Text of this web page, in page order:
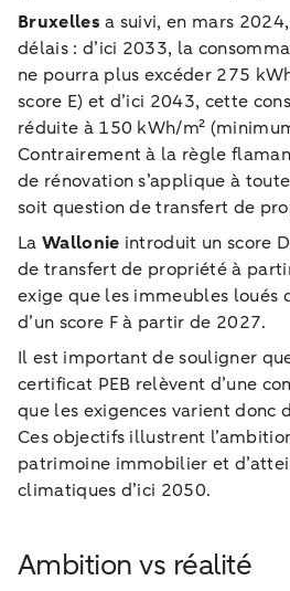
Bruxelles a suivi, en mars
délais : d’ici 2033, la
ne pourra plus excéder 275
score E) et d’ici 2043, cette
réduite à 150 kWh/m²
Contrairement à la règle
de rénovation s’applique à
soit question de transfert de
La Wallonie introduit un score
de transfert de propriété à
exige que les immeubles loués
d’un score F à partir de 2027.
Il est important de souligner
certificat PEB relèvent d’une
que les exigences varient donc
Ces objectifs illustrent
patrimoine immobilier et
climatiques d’ici 2050.
Ambition vs réalité